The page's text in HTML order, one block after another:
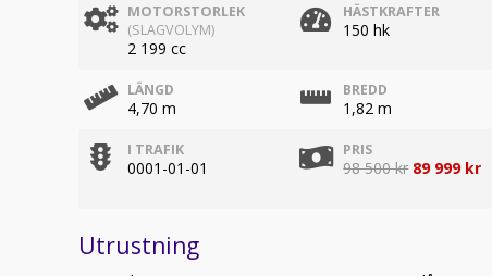
MOTORSTORLEK
(SLAGVOLYM)
2 199 cc
HÄSTKRAFTER
150 hk
LÄNGD
4,70 m
BREDD
1,82 m
I TRAFIK
0001-01-01
PRIS
98 500 kr 89 999 kr
Utrustning